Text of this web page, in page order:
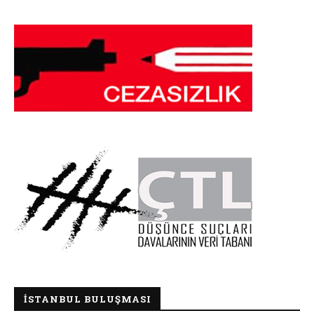
İSTANBUL BULUŞMASI